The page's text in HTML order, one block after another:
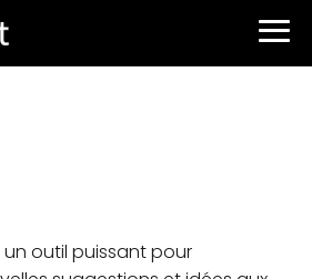
outil puissant pour